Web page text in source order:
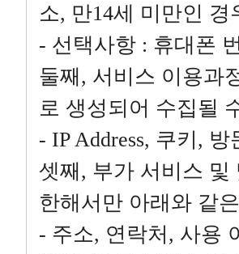
소, 만14세 미만인
- 선택사항 : 휴대폰
둘째, 서비스 이용과
로 생성되어 수집될
- IP Address, 쿠키,
셋째, 부가 서비스 및
한해서만 아래와 같
- 주소, 연락처, 사용